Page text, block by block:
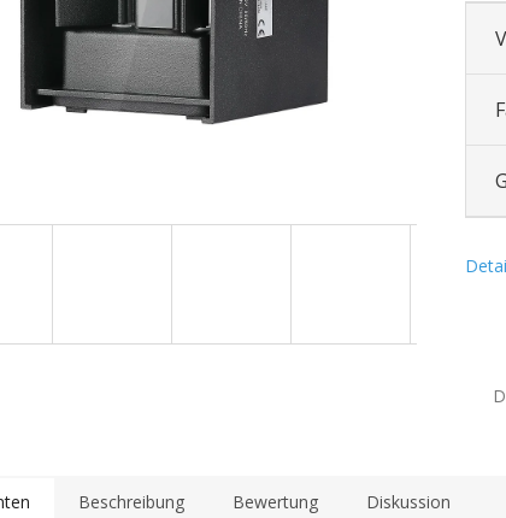
Beschreibung Bewertung Diskussion